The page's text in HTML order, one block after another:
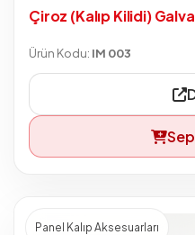
Çiroz (Kalıp Kilidi)
Ürün Kodu: IM 003
Panel Kalıp Aksesuarları